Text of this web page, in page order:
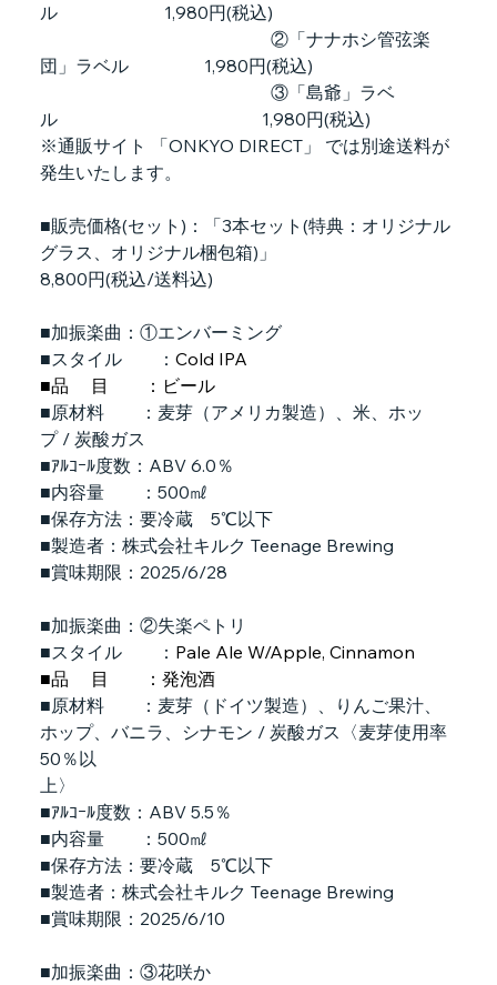
ル　　　　　　1,980円(税込)
②「ナナホシ管弦楽
団」ラベル　　　　 1,980円(税込)
③「島爺」ラベ
ル　　　　　　　　　　  　1,980円(税込)
※通販サイト 「ONKYO DIRECT」 では別途送料が
発生いたします。
■販売価格(セット)：「3本セット(特典：オリジナル
グラス、オリジナル梱包箱)」
8,800円(税込/送料込)
■加振楽曲：①エンバーミング
■スタイル　　： Cold IPA
■品　 目　　：ビール
■原材料　　：麦芽（アメリカ製造）、米、ホッ
プ / 炭酸ガス
■ｱﾙｺｰﾙ度数：ABV 6.0％
■内容量　　：500㎖
■保存方法：要冷蔵　5℃以下
■製造者：株式会社キルク Teenage Brewing
■賞味期限：2025/6/28
■加振楽曲：②失楽ペトリ
■スタイル　　： Pale Ale W/Apple, Cinnamon
■品　 目　　：発泡酒
■原材料　　：麦芽（ドイツ製造）、りんご果汁、
ホップ、バニラ、シナモン / 炭酸ガス〈麦芽使用率
50％以
上〉
■ｱﾙｺｰﾙ度数：ABV 5.5％
■内容量　　：500㎖
■保存方法：要冷蔵　5℃以下
■製造者：株式会社キルク Teenage Brewing
■賞味期限：2025/6/10
■加振楽曲：③花咲か